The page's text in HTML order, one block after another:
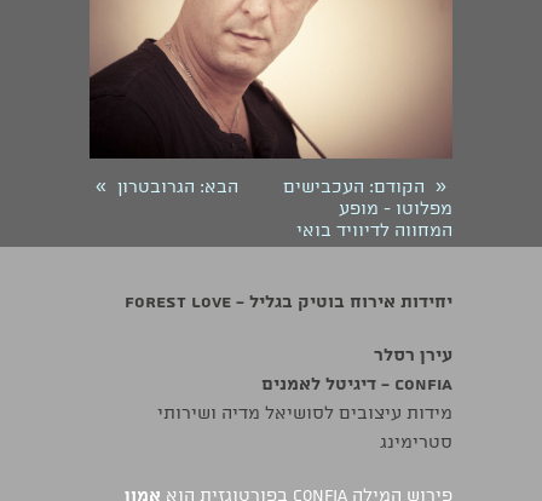
« הקודם: העכבישים
מפלוטו - מופע
המחווה לדיוויד בואי
הבא: הגרובטרון »
יחידות אירוח בוטיק בגליל - Forest Love
עירן רסלר
confia - דיגיטל לאמנים
מידות עיצובים לסושיאל מדיה ושירותי
סטרימינג
פירוש המילה confia בפורטוגזית הוא אמון